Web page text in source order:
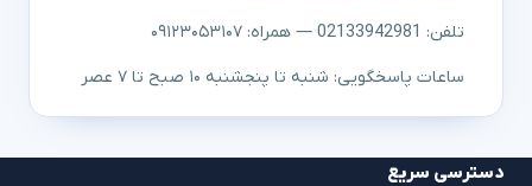
تلفن: 02133942981 — همراه: ۰۹۱۲۳۰۵۳۱۰۷
ساعات پاسخگویی: شنبه تا پنجشنبه ۱۰ صبح تا ۷ عصر
دسترسی سریع